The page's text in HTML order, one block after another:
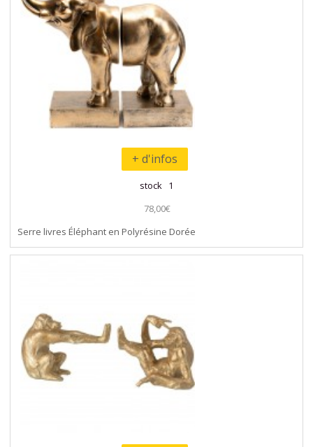
+ d'infos
stock 1
78,00€
Serre livres Éléphant en Polyrésine Dorée